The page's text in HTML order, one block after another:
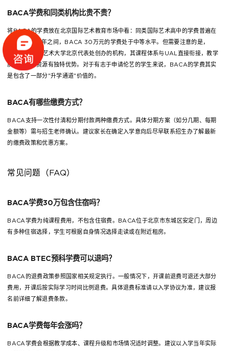
BACA学费和同类机构比贵不贵？
将BACA的学费放在北京国际艺术教育市场中看：同类国际艺术高中的学费普遍在
25-40万元/年之间，BACA 30万元的学费处于中等水平。但需要注意的是，
BACA是伦敦艺术大学北京代表处创办的机构，其课程体系与UAL直接衔接，教学
质量和升学资源有独特优势。对于有志于申请伦艺的学生来说，BACA的学费其实
是包含了一部分"升学通道"价值的。
BACA有哪些缴费方式？
BACA支持一次性付清和分期付款两种缴费方式。具体分期方案（如分几期、每期
金额等）需与招生老师确认。建议家长在确定入学意向后尽早联系招生办了解最新
的缴费政策和优惠方案。
常见问题（FAQ）
BACA学费30万包含住宿吗？
BACA学费为纯课程费用，不包含住宿费。BACA位于北京市东城区安定门，周边
有多种住宿选择，学生可根据自身情况选择走读或在附近租房。
BACA BTEC预科学费可以退吗？
BACA的退费政策参照国家相关规定执行。一般情况下，开课前退费可退还大部分
费用，开课后按实际学习时间比例退费。具体退费标准请以入学协议为准，建议报
名前详细了解退费条款。
BACA学费每年会涨吗？
BACA学费会根据教学成本、课程升级和市场情况适时调整。建议以入学当年实际